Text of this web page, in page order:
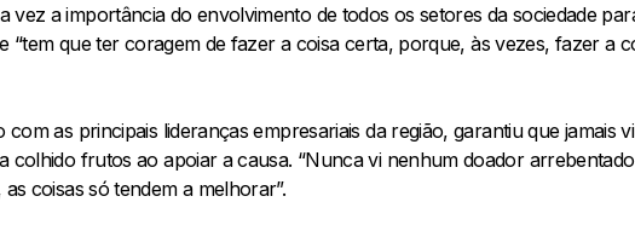
vez a importância do envolvimento de todos os setores da sociedade
“tem que ter coragem de fazer a coisa certa, porque, às vezes, fazer a
as principais lideranças empresariais da região, garantiu que jamais
colhido frutos ao apoiar a causa. “Nunca vi nenhum doador
coisas só tendem a melhorar”.